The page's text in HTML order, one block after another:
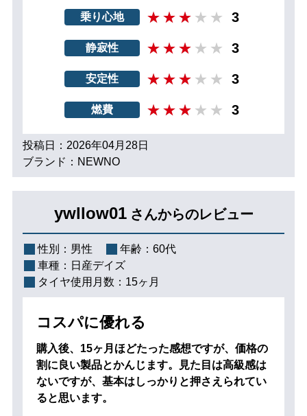
乗り心地 3
静寂性 3
安定性 3
燃費 3
投稿日：2026年04月28日
ブランド：NEWNO
ywllow01 さんからのレビュー
性別： 男性 年齢： 60代
車種： 日産デイズ
タイヤ使用月数： 15ヶ月
コスパに優れる
購入後、15ヶ月ほどたった感想ですが、価格の
割に良い製品とかんじます。見た目は高級感は
ないですが、基本はしっかりと押さえられてい
ると思います。